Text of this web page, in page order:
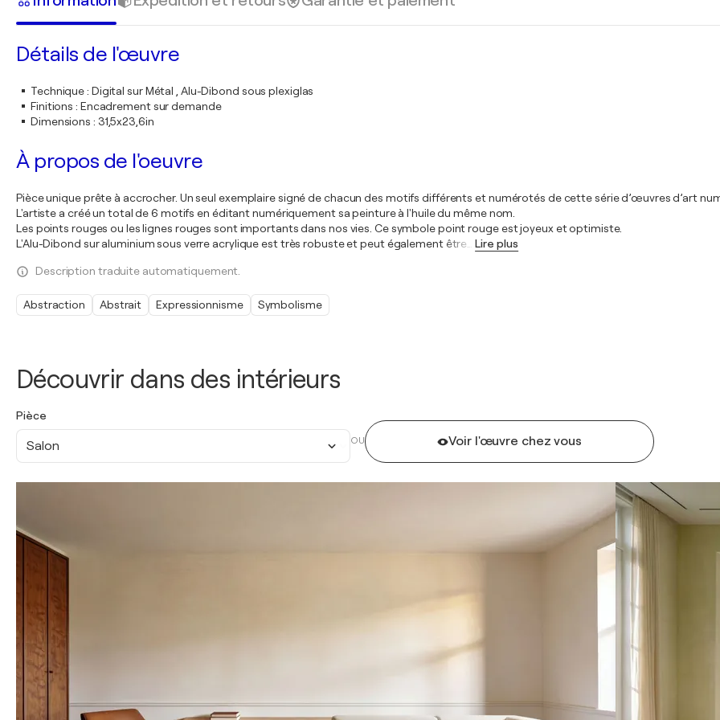
Découvrir dans des intérieurs
Pièce
Salon OU Voir l'œuvre chez vous
Détails de l'œuvre
Technique: Digital sur Métal , Alu-Dibond sous plexiglas
Finitions : Encadrement sur demande
Dimensions : 31,5x23,6in
À propos de l'oeuvre
Pièce unique prête à accrocher. Un seul exemplaire signé de chacun des motifs différents et numérotés de cette série d’œuvres d’art
L'artiste a créé un total de 6 motifs en éditant numériquement sa peinture à l'huile du même nom.
Les points rouges ou les lignes rouges sont importants dans nos vies. Ce symbole point rouge est joyeux et optimiste.
L'Alu-Dibond sur aluminium sous verre acrylique est très robuste et peut également être
Lire plus
Description traduite automatiquement.
Abstraction Abstrait Expressionnisme Symbolisme